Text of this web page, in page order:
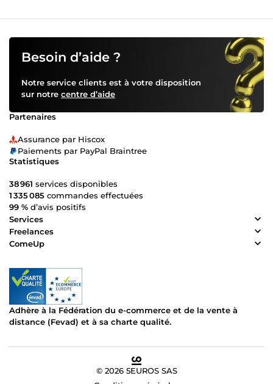
Besoin d’aide ?
Notre service clients est à votre disposition
sur notre centre d’aide
Partenaires
Assurance par Hiscox
Paiements par PayPal Braintree
Statistiques
38 961 services disponibles
1 335 085 commandes effectuées
99 % d’avis positifs
Services
Freelances
ComeUp
Adhère à la Fédération du e-commerce et de la vente à
distance (Fevad) et à sa charte qualité.
© 2026 5EUROS SAS